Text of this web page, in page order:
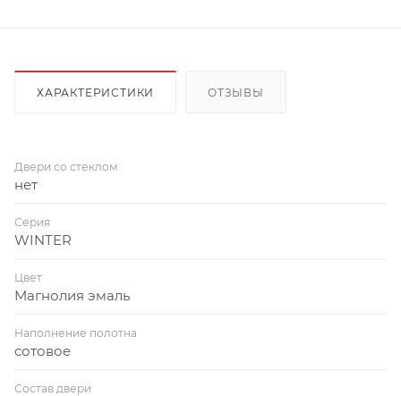
ХАРАКТЕРИСТИКИ ОТЗЫВЫ
Двери со стеклом
нет
Серия
WINTER
Цвет
Магнолия эмаль
Наполнение полотна
сотовое
Состав двери